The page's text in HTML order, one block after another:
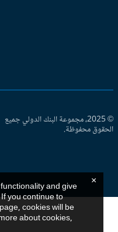
© 2025، مجموعة البنك الدولي جميع
محفوظة.
functionality and give
If you continue to
page, cookies will be
more about cookies,